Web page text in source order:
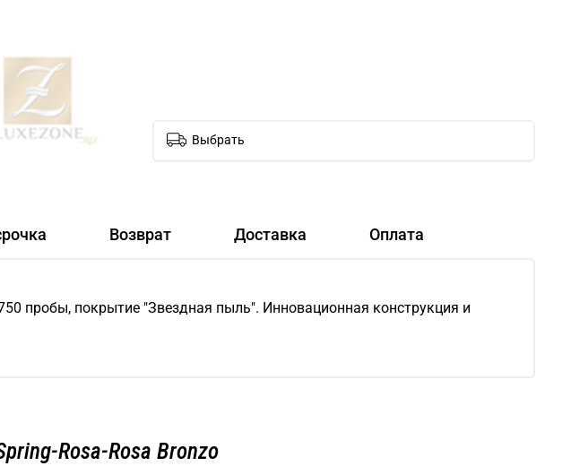
Выбрать
Возврат Доставка Оплата
пробы, покрытие "Звездная пыль". Инновационная конструкция и
Rosa-Rosa Bronzo